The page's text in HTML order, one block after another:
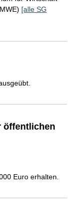
[alle SG
öffentlichen
Euro erhalten.